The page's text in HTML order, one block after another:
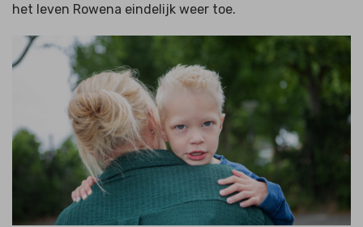
het leven Rowena eindelijk weer toe.